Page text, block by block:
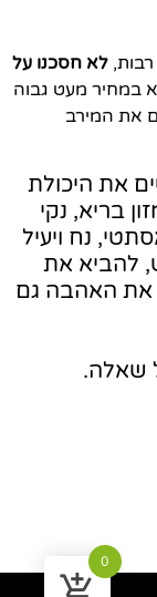
לא חסכנו על
במחיר מעט גבוה
את המירב
את היכולת
בריא, נקי
נח ויעיל
להביא את
את האהבה גם
שאלה.
0